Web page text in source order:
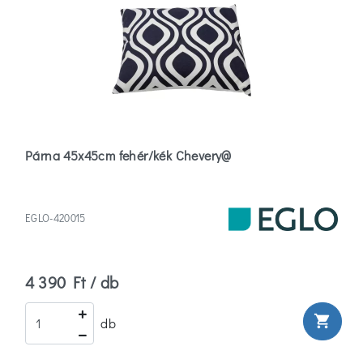
Párna 45x45cm fehér/kék Chevery@
EGLO-420015
4 390 Ft / db
db shopping_cart